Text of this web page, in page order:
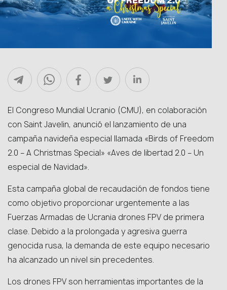
El Congreso Mundial Ucranio (CMU), en colaboración
con Saint Javelin, anunció el lanzamiento de una
campaña navideña especial llamada «Birds of Freedom
2.0 – A Christmas Special» «Aves de libertad 2.0 – Un
especial de Navidad».
Esta campaña global de recaudación de fondos tiene
como objetivo proporcionar urgentemente a las
Fuerzas Armadas de Ucrania drones FPV de primera
clase. Debido a la prolongada y agresiva guerra
genocida rusa, la demanda de este equipo necesario
ha alcanzado un nivel sin precedentes.
Los drones FPV son herramientas importantes de la